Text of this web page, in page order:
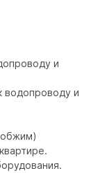
и
водопроводу и
обжим)